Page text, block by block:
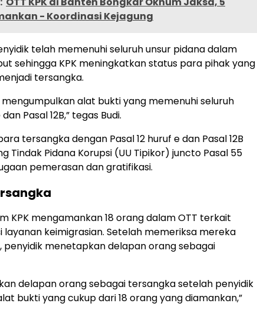
- Koordinasi Kejagung
telah memenuhi seluruh unsur pidana dalam
sehingga KPK meningkatkan status para pihak yang
tersangka.
mengumpulkan alat bukti yang memenuhi seluruh
Pasal 12B,” tegas Budi.
tersangka dengan Pasal 12 huruf e dan Pasal 12B
Tindak Pidana Korupsi (UU Tipikor) juncto Pasal 55
pemerasan dan gratifikasi.
KPK mengamankan 18 orang dalam OTT terkait
layanan keimigrasian. Setelah memeriksa mereka
penyidik menetapkan delapan orang sebagai
delapan orang sebagai tersangka setelah penyidik
bukti yang cukup dari 18 orang yang diamankan,”